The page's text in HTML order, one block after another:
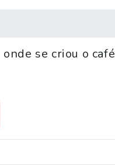
se criou o café